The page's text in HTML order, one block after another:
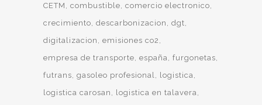
CETM
combustible comercio electronico
crecimiento descarbonizacion
dgt
digitalizacion
emisiones co2
empresa de transporte españa furgonetas
futrans gasoleo profesional
logistica
logistica carosan
logistica en talavera